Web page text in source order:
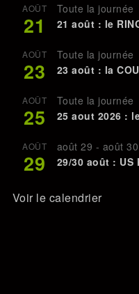
AOÛT
21
Toute la journée
21 août : le
AOÛT
23
Toute la journée
23 août : la
AOÛT
25
Toute la journée
25 aout 2026 :
AOÛT
29
août 29 - août 30
29/30 août : US
Voir le calendrier